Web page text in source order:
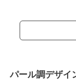
パール調デザイ